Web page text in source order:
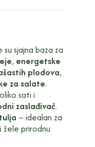
sjajna baza za
, energetske
plodova,
za salate.
sati i
zaslađivač.
– idealan za
žele prirodnu